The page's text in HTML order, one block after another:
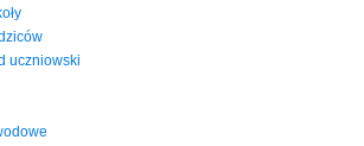
uczniowski